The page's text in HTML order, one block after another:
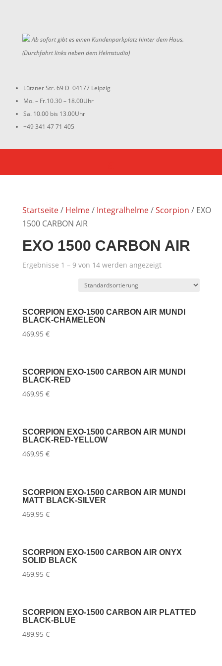
Ab sofort gibt es einen Kundenparkplatz hinter dem Haus.
(Durchfahrt links neben dem Helmstudio)
Lützner Str. 69 D 04177 Leipzig
Mo. – Fr.10.30 – 18.00Uhr
Sa. 10.00 bis 13.00Uhr
+49 341 47 71 405
Startseite/ Helme/ Integralhelme/Scorpion / EXO
1500 CARBON AIR
EXO 1500 CARBON AIR
Ergebnisse 1 – 9 von 14 werden angezeigt
SCORPION EXO-1500 CARBON AIR MUNDI
BLACK-CHAMELEON
469,95 €
SCORPION EXO-1500 CARBON AIR MUNDI
BLACK-RED
469,95 €
SCORPION EXO-1500 CARBON AIR MUNDI
BLACK-RED-YELLOW
469,95 €
SCORPION EXO-1500 CARBON AIR MUNDI
MATT BLACK-SILVER
469,95 €
SCORPION EXO-1500 CARBON AIR ONYX
SOLID BLACK
469,95 €
SCORPION EXO-1500 CARBON AIR PLATTED
BLACK-BLUE
489,95 €